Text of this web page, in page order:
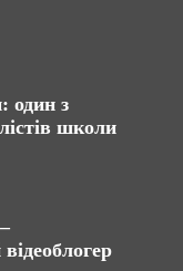
один з
школи